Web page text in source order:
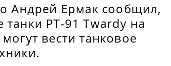
Андрей Ермак сообщил,
PT-91 Twardy на
вести танковое